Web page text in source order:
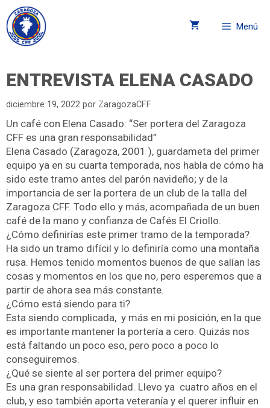
Menú
ENTREVISTA ELENA CASADO
diciembre 19, 2022 por ZaragozaCFF
Un café con Elena Casado: “Ser portera del Zaragoza
CFF es una gran responsabilidad”
Elena Casado (Zaragoza, 2001 ), guardameta del primer
equipo ya en su cuarta temporada, nos habla de cómo ha
sido este tramo antes del parón navideño; y de la
importancia de ser la portera de un club de la talla del
Zaragoza CFF. Todo ello y más, acompañada de un buen
café de la mano y confianza de Cafés El Criollo.
¿Cómo definirías este primer tramo de la temporada?
Ha sido un tramo difícil y lo definiría como una montaña
rusa. Hemos tenido momentos buenos de que salían las
cosas y momentos en los que no, pero esperemos que a
partir de ahora sea más constante.
¿Cómo está siendo para ti?
Esta siendo complicada, y más en mi posición, en la que
es importante mantener la portería a cero. Quizás nos
está faltando un poco eso, pero poco a poco lo
conseguiremos.
¿Qué se siente al ser portera del primer equipo?
Es una gran responsabilidad. Llevo ya cuatro años en el
club, y eso también aporta veteranía y el querer influir en